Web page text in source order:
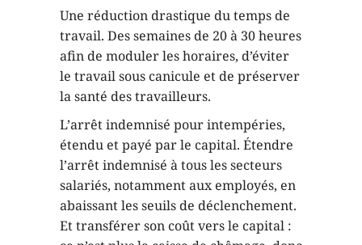
Une réduction drastique du temps de
travail. Des semaines de 20 à 30 heures
afin de moduler les horaires, d’éviter
le travail sous canicule et de préserver
la santé des travailleurs.
L’arrêt indemnisé pour intempéries,
étendu et payé par le capital. Étendre
l’arrêt indemnisé à tous les secteurs
salariés, notamment aux employés, en
abaissant les seuils de déclenchement.
Et transférer son coût vers le capital :